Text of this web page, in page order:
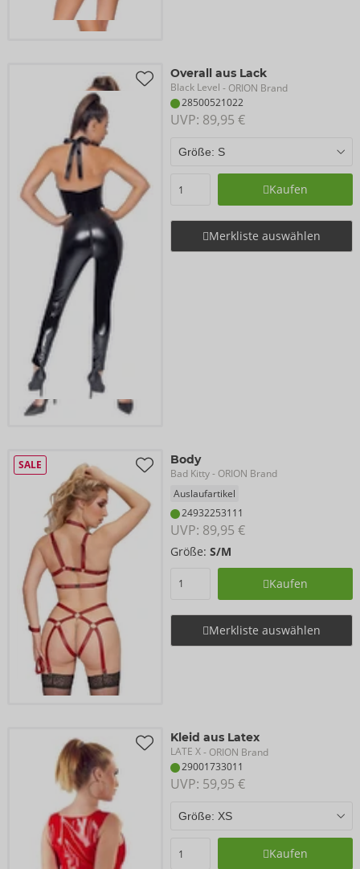
Overall aus Lack
Black Level - ORION Brand
28500521022
UVP: 89,95 €
Kaufen
Merkliste auswählen
SALE Body
Bad Kitty- ORION Brand
Auslaufartikel
24932253111
UVP: 89,95 €
Größe: S/M
Kaufen
Merkliste auswählen
Kleid aus Latex
LATE X- ORION Brand
29001733011
UVP: 59,95 €
Kaufen